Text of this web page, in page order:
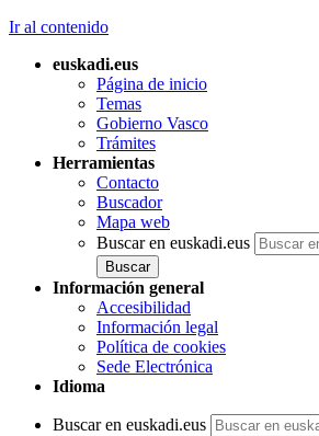
Ir al contenido
euskadi.eus
Página de inicio
Temas
Gobierno Vasco
Trámites
Herramientas
Contacto
Buscador
Mapa web
Buscar en euskadi.eus
Información general
Accesibilidad
Información legal
Política de cookies
Sede Electrónica
Idioma
Buscar en euskadi.eus